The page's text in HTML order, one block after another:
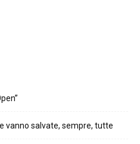
vanno salvate, sempre, tutte